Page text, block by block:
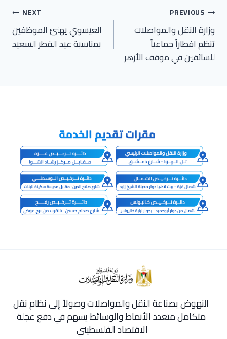
تصفّح
المقالات
PREVIOUS
وزارة النقل والمواصلات
تنظم افطاراً جماعياً
للسائقين في موقف الأزهر
NEXT
العيسوي يهنئ الموظفين
بمناسبة عيد الفطر السعيد
النهوض بصناعة النقل والمواصلات وصولاً إلى نظام نقل
متكامل متعدد الأنماط والوسائط يسهم في دفع عجلة
الاقتصاد الفلسطيني